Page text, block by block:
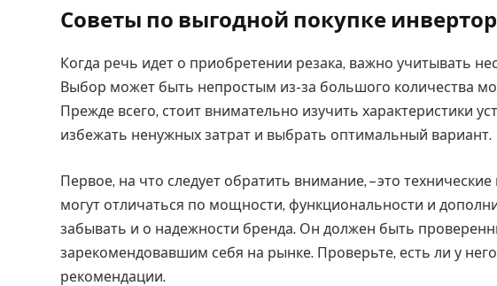
Советы по выгодной покупке
Когда речь идет о приобретении резака, важно учитывать
Выбор может быть непростым из-за большого количества
Прежде всего, стоит внимательно изучить характеристики
избежать ненужных затрат и выбрать оптимальный вариант.
Первое, на что следует обратить внимание, – это
могут отличаться по мощности, функциональности и
забывать и о надежности бренда. Он должен быть
зарекомендовавшим себя на рынке. Проверьте, есть ли у
рекомендации.